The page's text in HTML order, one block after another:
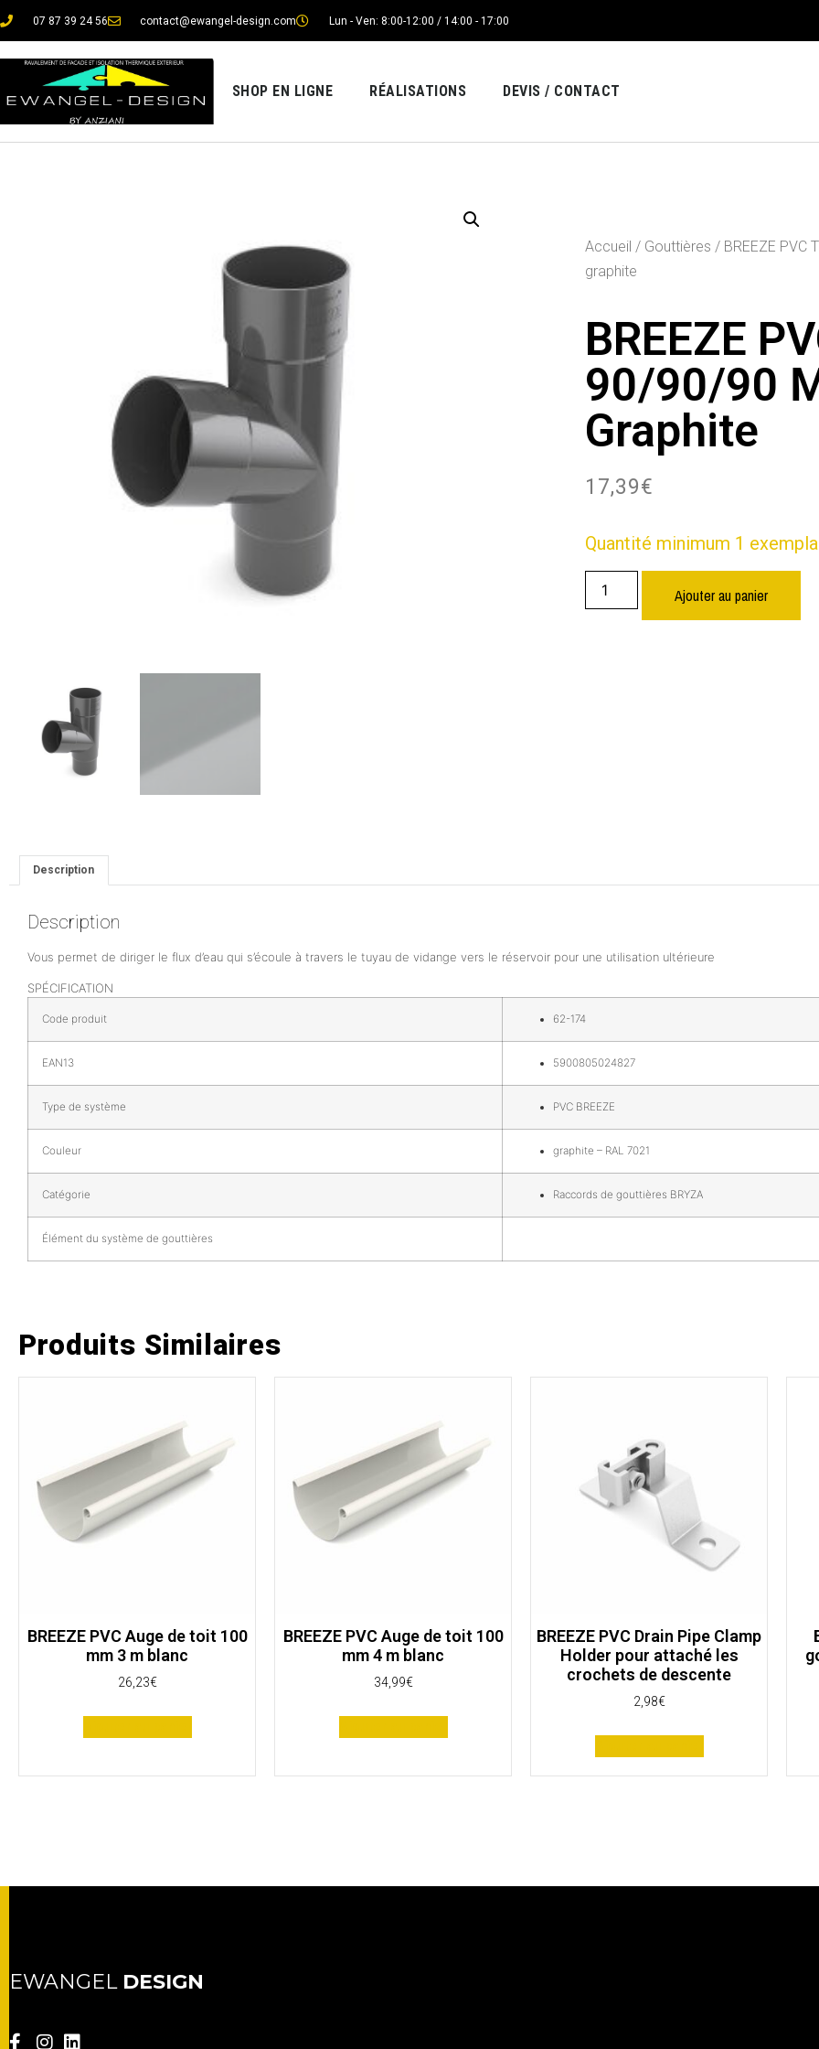
07 87 39 24 56 contact@ewangel-design.com Lun - Ven: 8:00-12:00 / 14:00 - 17:00
SHOP EN LIGNE RÉALISATIONS DEVIS / CONTACT
Accueil / Gouttières / BREEZE PVC
graphite
BREEZE
90/90/90
Graphite
17,39€
Quantité minimum 1
Ajouter au panier
Description
Description
Vous permet de diriger le flux d’eau qui s’écoule à travers le tuyau de vidange vers le réservoir pour une utilisation ultérieure
SPÉCIFICATION
Code produit 62-174
EAN13 5900805024827
Type de système PVC BREEZE
Couleur graphite – RAL 7021
Catégorie Raccords de gouttières BRYZA
Élément du système de gouttières
Produits Similaires
BREEZE PVC Auge de toit 100
mm 3 m blanc
26,23€
BREEZE PVC Auge de toit 100
mm 4 m blanc
34,99€
BREEZE PVC Drain Pipe Clamp
Holder pour attaché les
crochets de descente
2,98€
EWANGEL DESIGN